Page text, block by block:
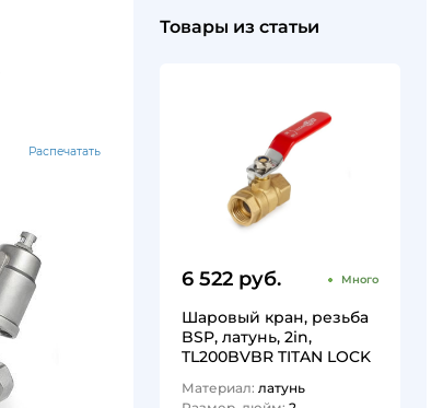
Распечатать
Товары из статьи
6 522 руб. Много
Шаровый кран, резьба
BSP, латунь, 2in,
TL200BVBR TITAN LOCK
Материал: латунь